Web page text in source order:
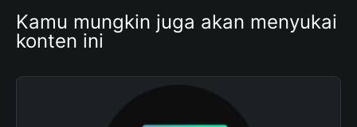
Kamu mungkin juga akan menyukai
konten ini